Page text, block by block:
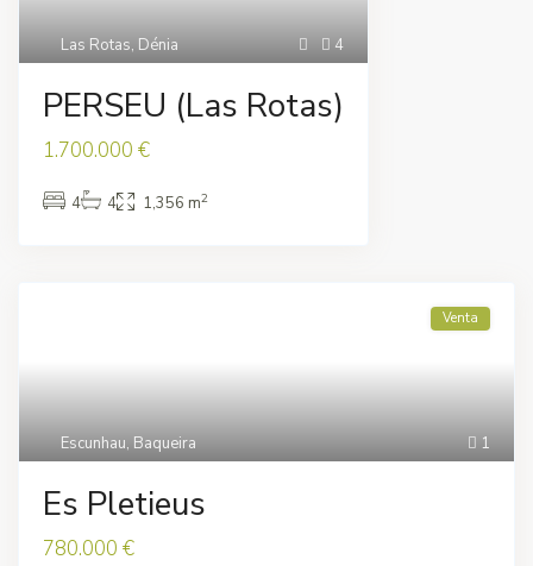
4
Las Rotas,Dénia
PERSEU (Las Rotas)
1.700.000 €
4 4 1,356 m2
1
Escunhau,Baqueira
Venta
Es Pletieus
780.000 €